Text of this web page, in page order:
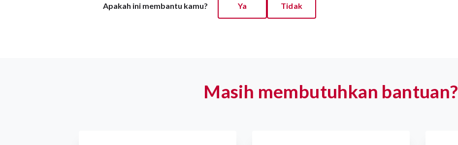
Apakah ini membantu kamu? Ya Tidak
Masih membutuhkan bantuan?